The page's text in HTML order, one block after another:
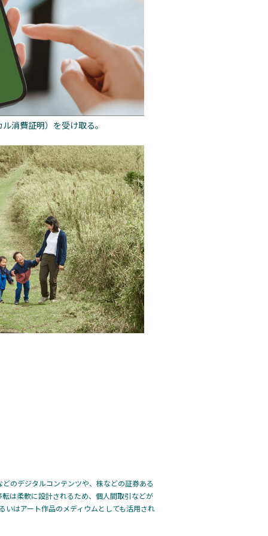
消費証明）を受け取る。
のデジタルコンテンツや、株などの証券ある
は柔軟に設計されるため、個人間取引などが
はアート作品のメディウムとしても活用され